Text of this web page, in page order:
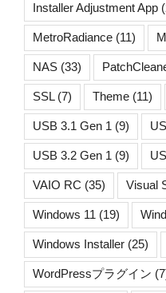
Installer Adjustment App
MetroRadiance (11)
NAS (33)
SSL(7) Theme (11)
USB 3.1 Gen 1 (9)
USB 3.2 Gen 1 (9)
VAIO RC (35) Visual
Windows 11 (19)
Windows Installer (25)
WordPressプラグイン